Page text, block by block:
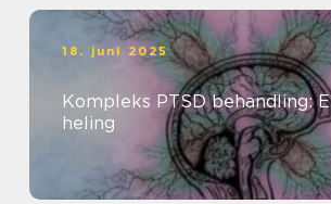
18. juni 2025
Kompleks PTSD behandling:
heling